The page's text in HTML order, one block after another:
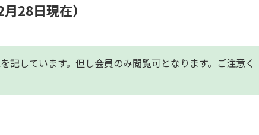
28日現在）
記しています。但し会員のみ閲覧可とな ります。ご注意く